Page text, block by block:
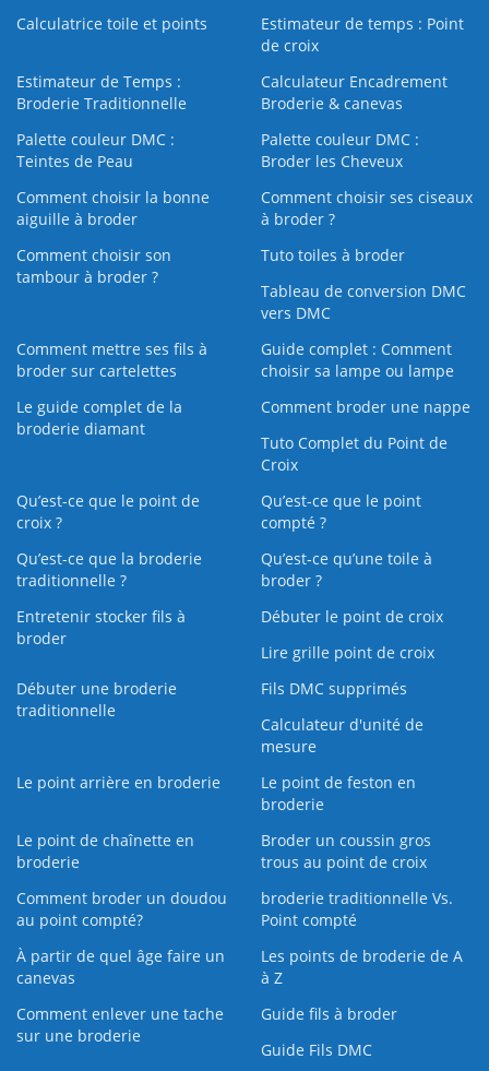
Calculatrice toile et points
Estimateur de temps : Point
de croix
Estimateur de Temps :
Broderie Traditionnelle
Calculateur Encadrement
Broderie & canevas
Palette couleur DMC :
Teintes de Peau
Palette couleur DMC :
Broder les Cheveux
Comment choisir la bonne
aiguille à broder
Comment choisir ses ciseaux
à broder ?
Comment choisir son
tambour à broder ?
Tuto toiles à broder
Tableau de conversion DMC
vers DMC
Comment mettre ses fils à
broder sur cartelettes
Guide complet : Comment
choisir sa lampe ou lampe
Le guide complet de la
broderie diamant
Comment broder une nappe
Tuto Complet du Point de
Croix
Qu’est-ce que le point de
croix ?
Qu’est-ce que le point
compté ?
Qu’est-ce que la broderie
traditionnelle ?
Qu’est‑ce qu’une toile à
broder ?
Entretenir stocker fils à
broder
Débuter le point de croix
Lire grille point de croix
Débuter une broderie
traditionnelle
Fils DMC supprimés
Calculateur d'unité de
mesure
Le point arrière en broderie
Le point de feston en
broderie
Le point de chaînette en
broderie
Broder un coussin gros
trous au point de croix
Comment broder un doudou
au point compté?
broderie traditionnelle Vs.
Point compté
À partir de quel âge faire un
canevas
Les points de broderie de A
à Z
Comment enlever une tache
sur une broderie
Guide fils à broder
Guide Fils DMC